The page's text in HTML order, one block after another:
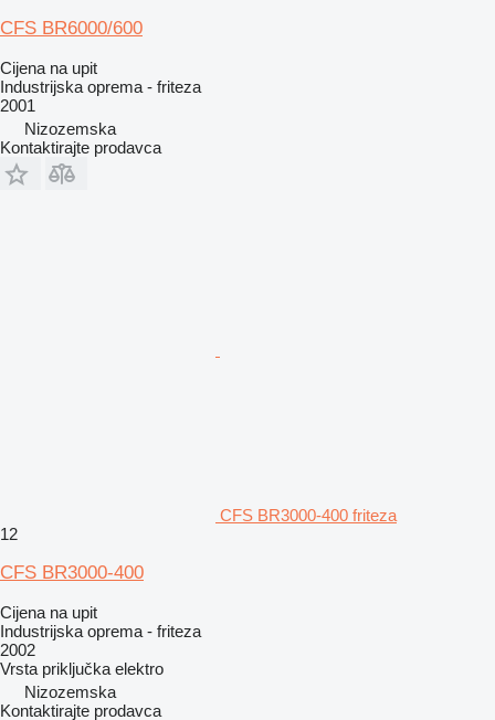
CFS BR6000/600
Cijena na upit
Industrijska oprema - friteza
2001
Nizozemska
Kontaktirajte prodavca
CFS BR3000-400 friteza
12
CFS BR3000-400
Cijena na upit
Industrijska oprema - friteza
2002
Vrsta priključka elektro
Nizozemska
Kontaktirajte prodavca